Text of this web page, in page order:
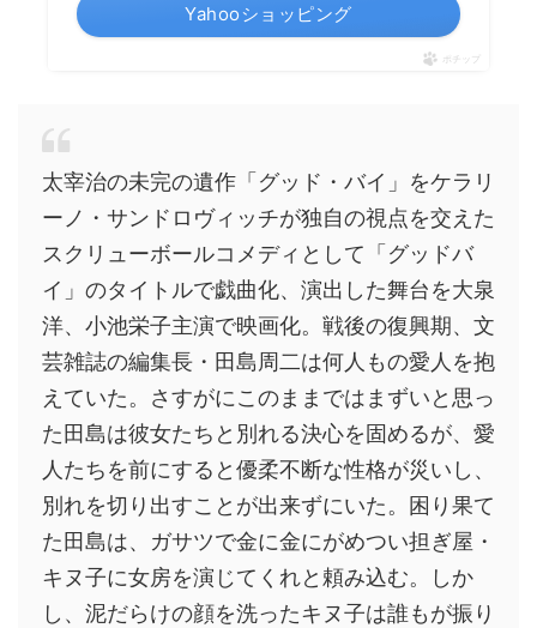
Yahooショッピング
ポチップ
太宰治の未完の遺作「グッド・バイ」をケラリ
ーノ・サンドロヴィッチが独自の視点を交えた
スクリューボールコメディとして「グッドバ
イ」のタイトルで戯曲化、演出した舞台を大泉
洋、小池栄子主演で映画化。戦後の復興期、文
芸雑誌の編集長・田島周二は何人もの愛人を抱
えていた。さすがにこのままではまずいと思っ
た田島は彼女たちと別れる決心を固めるが、愛
人たちを前にすると優柔不断な性格が災いし、
別れを切り出すことが出来ずにいた。困り果て
た田島は、ガサツで金に金にがめつい担ぎ屋・
キヌ子に女房を演じてくれと頼み込む。しか
し、泥だらけの顔を洗ったキヌ子は誰もが振り